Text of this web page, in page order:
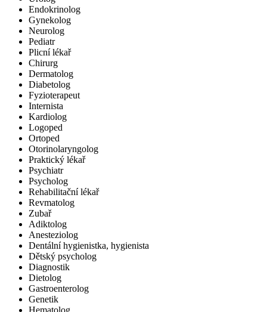
Endokrinolog
Gynekolog
Neurolog
Pediatr
Plicní lékař
Chirurg
Dermatolog
Diabetolog
Fyzioterapeut
Internista
Kardiolog
Logoped
Ortoped
Otorinolaryngolog
Praktický lékař
Psychiatr
Psycholog
Rehabilitační lékař
Revmatolog
Zubař
Adiktolog
Anesteziolog
Dentální hygienistka, hygienista
Dětský psycholog
Diagnostik
Dietolog
Gastroenterolog
Genetik
Hematolog